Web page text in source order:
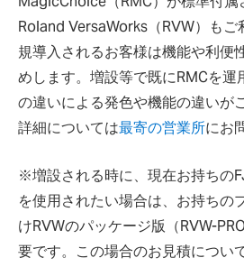
Roland VersaWorks（RVW）も
規導入されるお客様は機能や利便
めします。増設等で既にRMCを運
の違いによる発色や機能の違いが
詳細については最寄の営業所にお
※増設される時に、現在お持ちの
を使用されたい場合は、お持ちの
けRVWのパッケージ版（RVW-
要です。この場合のお見積につい